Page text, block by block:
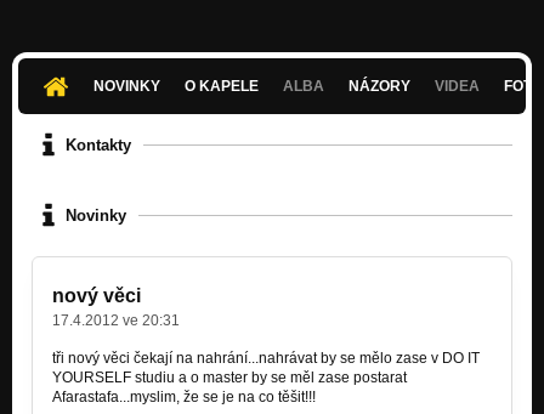
NOVINKY O KAPELE ALBA NÁZORY VIDEA
Kontakty
Novinky
nový věci
17.4.2012 ve 20:31
tři nový věci čekají na nahrání...nahrávat by se mělo zase v DO IT
YOURSELF studiu a o master by se měl zase postarat
Afarastafa...myslim, že se je na co těšit!!!